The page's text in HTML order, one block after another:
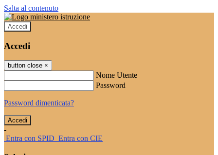
Salta al contenuto
Accedi
Accedi
button close ×
Nome Utente
Password
Password dimenticata?
-
Entra con SPID Entra con CIE